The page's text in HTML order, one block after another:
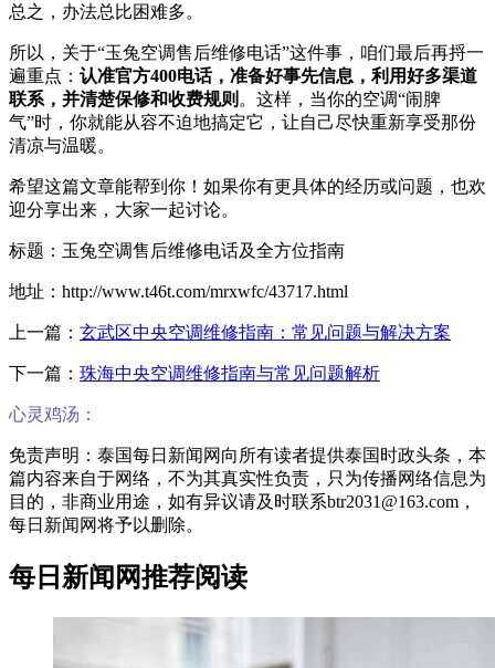
总之，办法总比困难多。
所以，关于“玉兔空调售后维修电话”这件事，咱们最后再捋一
遍重点： 认准官方400电话，准备好事先信息，利用好多渠道
联系，并清楚保修和收费规则 。这样，当你的空调“闹脾
气”时，你就能从容不迫地搞定它，让自己尽快重新享受那份
清凉与温暖。
希望这篇文章能帮到你！如果你有更具体的经历或问题，也欢
迎分享出来，大家一起讨论。
标题：玉兔空调售后维修电话及全方位指南
地址：http://www.t46t.com/mrxwfc/43717.html
上一篇： 玄武区中央空调维修指南：常见问题与解决方案
下一篇： 珠海中央空调维修指南与常见问题解析
心灵鸡汤：
免责声明：泰国每日新闻网向所有读者提供泰国时政头条，本
篇内容来自于网络，不为其真实性负责，只为传播网络信息为
目的，非商业用途，如有异议请及时联系btr2031@163.com，
每日新闻网将予以删除。
每日新闻网推荐阅读